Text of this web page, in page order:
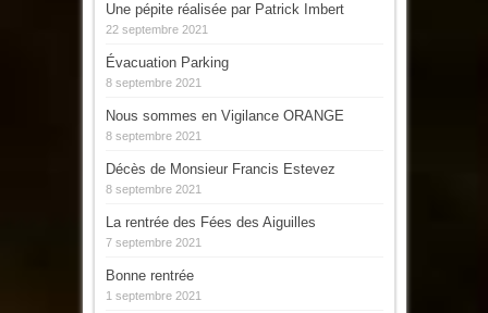
Une pépite réalisée par Patrick Imbert
22 septembre 2021
Évacuation Parking
8 septembre 2021
Nous sommes en Vigilance ORANGE
8 septembre 2021
Décès de Monsieur Francis Estevez
8 septembre 2021
La rentrée des Fées des Aiguilles
7 septembre 2021
Bonne rentrée
1 septembre 2021